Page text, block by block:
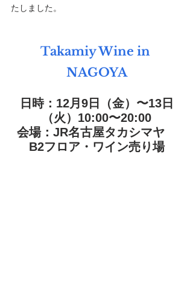
たしました。
Takamiy Wine in
NAGOYA
日時：12月9日（金）〜13日
（火）10:00〜20:00
会場：JR名古屋タカシマヤ
B2フロア・ワイン売り場